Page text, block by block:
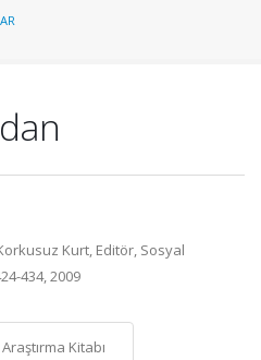
Kurt, Editör, Sosyal
434, 2009
Kitabı